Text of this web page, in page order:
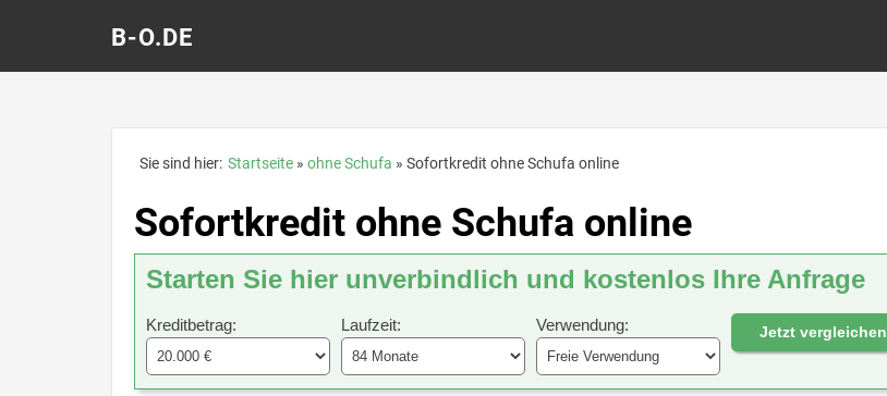
B-O.DE
Sie sind hier: Startseite ohne Schufa Sofortkredit ohne Schufa online
Sofortkredit ohne Schufa online
Starten Sie hier unverbindlich und kostenlos Ihre Anfrage
Kreditbetrag: Laufzeit: Verwendung: Jetzt vergleichen